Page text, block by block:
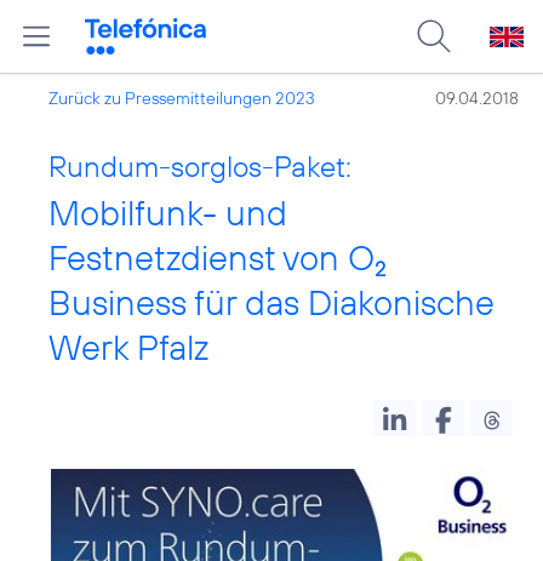
Zurück zu Pressemitteilungen 2023 09.04.2018
Rundum-sorglos-Paket:
Mobilfunk- und
Festnetzdienst von O2
Business für das Diakonische
Werk Pfalz